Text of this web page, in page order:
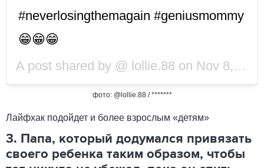
#neverlosingthemagain #geniusmommy
😁😁😁
A post shared by @ lollie.88 on Nov 8, 2018 at 10:56am PST
фото: @lollie.88 / *******
Лайфхак подойдет и более взрослым «детям»
3. Папа, который додумался привязать
своего ребенка таким образом, чтобы